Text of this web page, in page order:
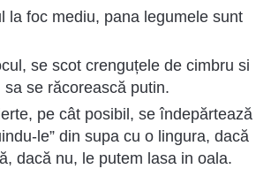
la foc mediu, pana legumele sunt
se scot crenguțele de cimbru si
se răcorească putin.
pe cât posibil, se îndepărtează
le” din supa cu o lingura, dacă
dacă nu, le putem lasa in oala.